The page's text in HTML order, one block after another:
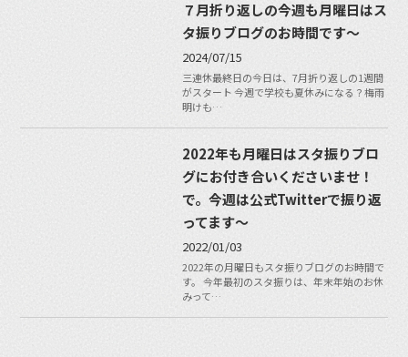
７月折り返しの今週も月曜日はス
タ振りブログのお時間です〜
2024/07/15
三連休最終日の今日は、7月折り返しの1週間
がスタート 今週で学校も夏休みになる？梅雨
明けも…
2022年も月曜日はスタ振りブロ
グにお付き合いくださいませ！
で。今週は公式Twitterで振り返
ってます〜
2022/01/03
2022年の月曜日もスタ振りブログのお時間で
す。 今年最初のスタ振りは、年末年始のお休
みって…